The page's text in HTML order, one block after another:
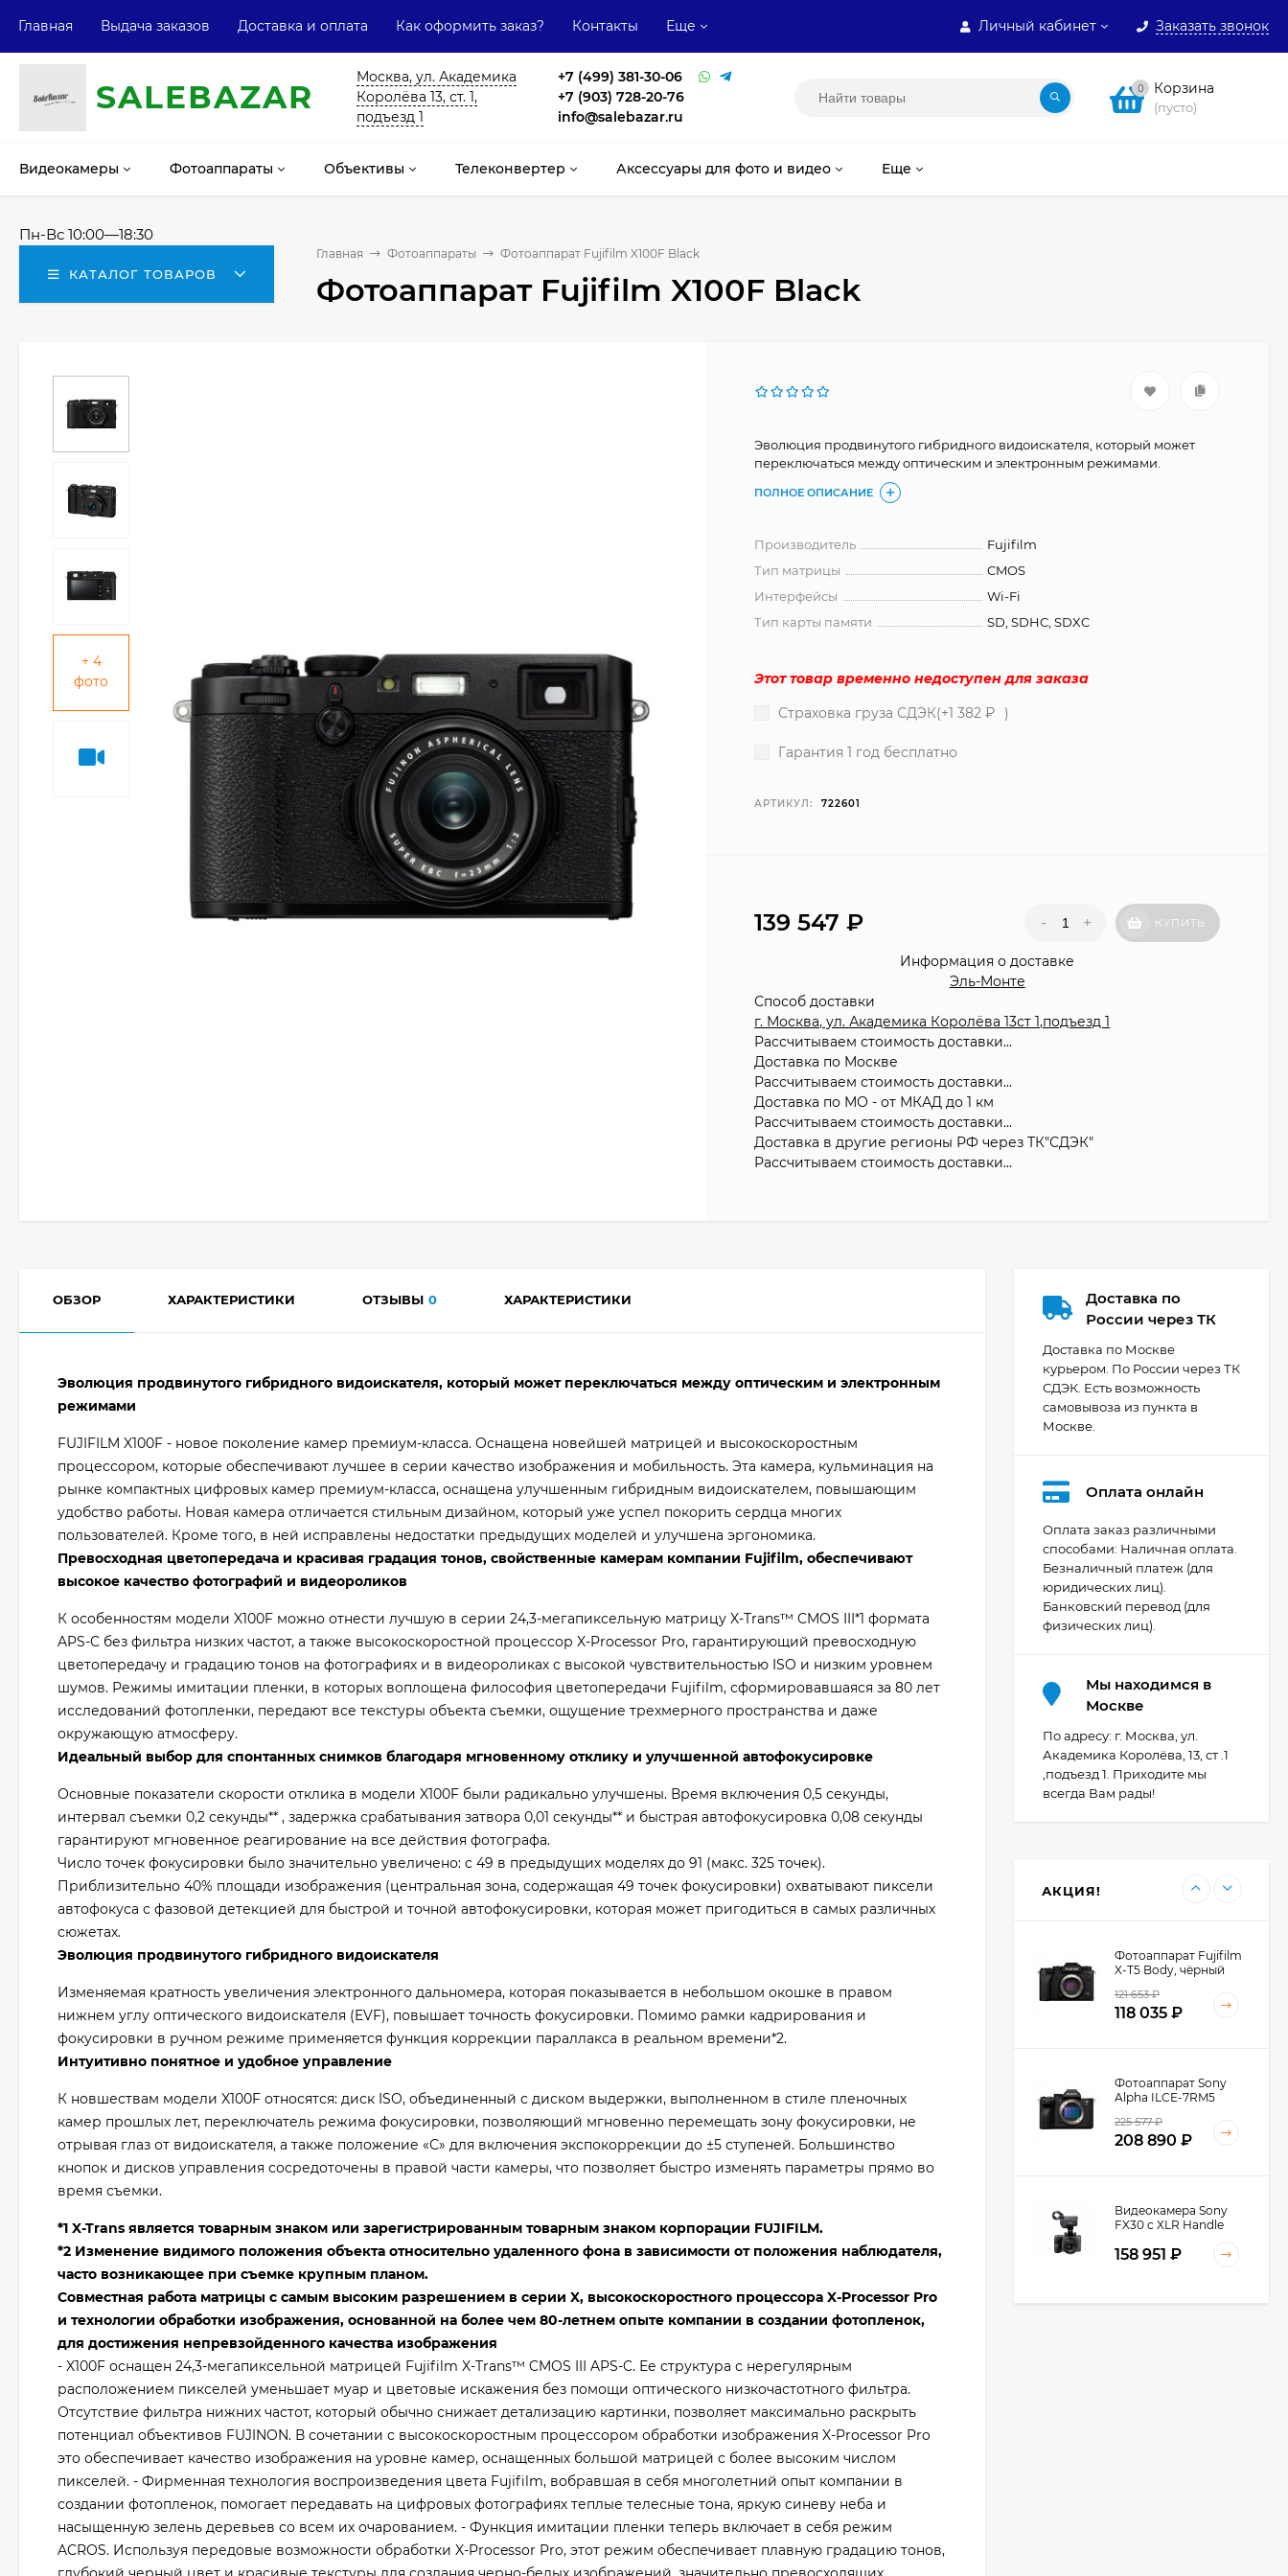
Личный кабинет Заказать звонок
Главная Выдача заказов Доставка и оплата Как оформить заказ? Контакты Еще
SALEВAZAR
Москва, ул. Академика
Королёва 13, ст. 1,
подъезд 1
+7 (499) 381-30-06
+7 (903) 728-20-76
info@salebazar.ru
0 Корзина
(пусто)
Видеокамеры Фотоаппараты Объективы Телеконвертер Аксессуары для фото и видео Еще
Пн-Вс 10:00—18:30
КАТАЛОГ ТОВАРОВ
Главная Фотоаппараты Фотоаппарат Fujifilm X100F Black
Фотоаппарат Fujifilm X100F Black
+ 4
фото
Эволюция продвинутого гибридного видоискателя, который может
переключаться между оптическим и электронным режимами.
ПОЛНОЕ ОПИСАНИЕ
Производитель
Fujifilm
Тип матрицы
CMOS
Интерфейсы
Wi-Fi
Тип карты памяти
SD, SDHC, SDXC
Этот товар временно недоступен для заказа
Страховка груза СДЭК(+1 382 ₽)
Гарантия 1 год бесплатно
АРТИКУЛ: 722601
139 547 - + КУПИТЬ
Информация о доставке
Эль-Монте
Способ доставки
г. Москва, ул. Академика Королёва 13ст 1,подъезд 1
Рассчитываем стоимость доставки...
Доставка по Москве
Рассчитываем стоимость доставки...
Доставка по МО - от МКАД до 1 км
Рассчитываем стоимость доставки...
Доставка в другие регионы РФ через ТК"СДЭК"
Рассчитываем стоимость доставки...
ОБЗОР ХАРАКТЕРИСТИКИ ОТЗЫВЫ 0 ХАРАКТЕРИСТИКИ
Эволюция продвинутого гибридного видоискателя, который может переключаться между оптическим и электронным
режимами
FUJIFILM X100F - новое поколение камер премиум-класса. Оснащена новейшей матрицей и высокоскоростным
процессором, которые обеспечивают лучшее в серии качество изображения и мобильность. Эта камера, кульминация на
рынке компактных цифровых камер премиум-класса, оснащена улучшенным гибридным видоискателем, повышающим
удобство работы. Новая камера отличается стильным дизайном, который уже успел покорить сердца многих
пользователей. Кроме того, в ней исправлены недостатки предыдущих моделей и улучшена эргономика.
Превосходная цветопередача и красивая градация тонов, свойственные камерам компании Fujifilm, обеспечивают
высокое качество фотографий и видеороликов
К особенностям модели X100F можно отнести лучшую в серии 24,3-мегапиксельную матрицу X-Trans™ CMOS III*1 формата
APS-C без фильтра низких частот, а также высокоскоростной процессор X-Processor Pro, гарантирующий превосходную
цветопередачу и градацию тонов на фотографиях и в видеороликах с высокой чувствительностью ISO и низким уровнем
шумов. Режимы имитации пленки, в которых воплощена философия цветопередачи Fujifilm, сформировавшаяся за 80 лет
исследований фотопленки, передают все текстуры объекта съемки, ощущение трехмерного пространства и даже
окружающую атмосферу.
Идеальный выбор для спонтанных снимков благодаря мгновенному отклику и улучшенной автофокусировке
Основные показатели скорости отклика в модели X100F были радикально улучшены. Время включения 0,5 секунды,
интервал съемки 0,2 секунды** , задержка срабатывания затвора 0,01 секунды** и быстрая автофокусировка 0,08 секунды
гарантируют мгновенное реагирование на все действия фотографа.
Число точек фокусировки было значительно увеличено: с 49 в предыдущих моделях до 91 (макс. 325 точек).
Приблизительно 40% площади изображения (центральная зона, содержащая 49 точек фокусировки) охватывают пиксели
автофокуса с фазовой детекцией для быстрой и точной автофокусировки, которая может пригодиться в самых различных
сюжетах.
Эволюция продвинутого гибридного видоискателя
Изменяемая кратность увеличения электронного дальномера, которая показывается в небольшом окошке в правом
нижнем углу оптического видоискателя (EVF), повышает точность фокусировки. Помимо рамки кадрирования и
фокусировки в ручном режиме применяется функция коррекции параллакса в реальном времени*2.
Интуитивно понятное и удобное управление
К новшествам модели X100F относятся: диск ISO, объединенный с диском выдержки, выполненном в стиле пленочных
камер прошлых лет, переключатель режима фокусировки, позволяющий мгновенно перемещать зону фокусировки, не
отрывая глаз от видоискателя, а также положение «С» для включения экспокоррекции до ±5 ступеней. Большинство
кнопок и дисков управления сосредоточены в правой части камеры, что позволяет быстро изменять параметры прямо во
время съемки.
*1 X-Trans является товарным знаком или зарегистрированным товарным знаком корпорации FUJIFILM.
*2 Изменение видимого положения объекта относительно удаленного фона в зависимости от положения наблюдателя,
часто возникающее при съемке крупным планом.
Совместная работа матрицы с самым высоким разрешением в серии X, высокоскоростного процессора X-Processor Pro
и технологии обработки изображения, основанной на более чем 80-летнем опыте компании в создании фотопленок,
для достижения непревзойденного качества изображения
- X100F оснащен 24,3-мегапиксельной матрицей Fujifilm X-Trans™ CMOS III APS-C. Ее структура с нерегулярным
расположением пикселей уменьшает муар и цветовые искажения без помощи оптического низкочастотного фильтра.
Отсутствие фильтра нижних частот, который обычно снижает детализацию картинки, позволяет максимально раскрыть
потенциал объективов FUJINON. В сочетании с высокоскоростным процессором обработки изображения X-Processor Pro
это обеспечивает качество изображения на уровне камер, оснащенных большой матрицей с более высоким числом
пикселей. - Фирменная технология воспроизведения цвета Fujifilm, вобравшая в себя многолетний опыт компании в
создании фотопленок, помогает передавать на цифровых фотографиях теплые телесные тона, яркую синеву неба и
насыщенную зелень деревьев со всем их очарованием. - Функция имитации пленки теперь включает в себя режим
ACROS. Используя передовые возможности обработки X-Processor Pro, этот режим обеспечивает плавную градацию тонов,
Доставка по
России через ТК
Доставка по Москве
курьером. По России через ТК
СДЭК. Есть возможность
самовывоза из пункта в
Москве.
Оплата онлайн
Оплата заказ различными
способами: Наличная оплата.
Безналичный платеж (для
юридических лиц).
Банковский перевод (для
физических лиц).
Мы находимся в
Москве
По адресу: г. Москва, ул.
Академика Королёва, 13, ст .1
,подъезд 1. Приходите мы
всегда Вам рады!
АКЦИЯ!
Видеокамера Canon
XA70, чёрный
207 436 ₽
Фотоаппарат Canon
PowerShot G7X Mark
III, серебристый
111 397 ₽
Фотоаппарат Fujifilm
X-T5 Body, чёрный
121 653
118 035
Фотоаппарат Sony
Alpha ILCE-7RM5
225 577
208 890
Видеокамера Sony
FX30 c XLR Handle
158 951